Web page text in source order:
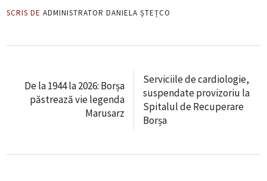
SCRIS DE ADMINISTRATOR DANIELA ȘTEȚCO
De la 1944 la 2026: Borșa
păstrează vie legenda
Marusarz
Serviciile de cardiologie,
suspendate provizoriu la
Spitalul de Recuperare
Borșa